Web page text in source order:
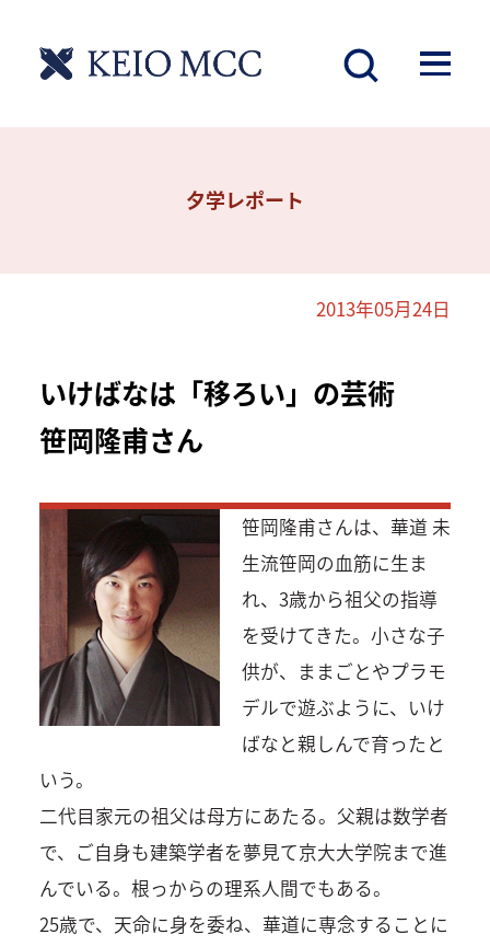
夕学レポート
2013年05月24日
いけばなは「移ろい」の芸術
笹岡隆甫さん
笹岡隆甫さんは、華道 未
生流笹岡の血筋に生ま
れ、3歳から祖父の指導
を受けてきた。小さな子
供が、ままごとやプラモ
デルで遊ぶように、いけ
ばなと親しんで育ったと
いう。
二代目家元の祖父は母方にあたる。父親は数学者
で、ご自身も建築学者を夢見て京大大学院まで進
んでいる。根っからの理系人間でもある。
25歳で、天命に身を委ね、華道に専念することに